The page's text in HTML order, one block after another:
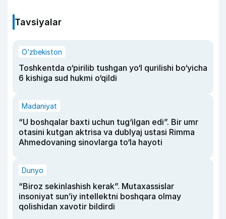
Tavsiyalar
O‘zbekiston
Toshkentda o‘pirilib tushgan yo‘l qurilishi bo‘yicha
6 kishiga sud hukmi o‘qildi
Madaniyat
“U boshqalar baxti uchun tug‘ilgan edi”. Bir umr
otasini kutgan aktrisa va dublyaj ustasi Rimma
Ahmedovaning sinovlarga to‘la hayoti
Dunyo
“Biroz sekinlashish kerak”. Mutaxassislar
insoniyat sun’iy intellektni boshqara olmay
qolishidan xavotir bildirdi